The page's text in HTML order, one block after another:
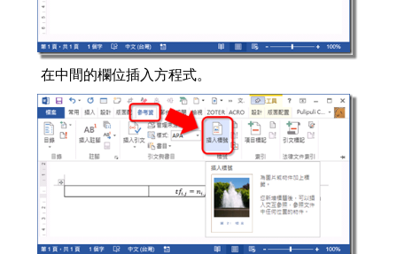
在中間的欄位插入方程式。